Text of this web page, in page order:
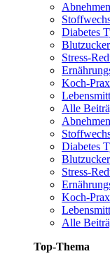
Diabetes
Stress-
Koch-
Alle
Diabetes
Stress-
Koch-
Alle
Top-Thema